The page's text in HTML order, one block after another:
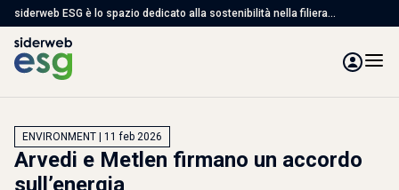
siderweb ESG è lo spazio dedicato alla sostenibilità nella filiera
dell'acciaio, con articoli, studi e servizi per affrontare le sfide ambientali,
sociali e di governance
ENVIRONMENT | 11 feb 2026
Arvedi e Metlen firmano un accordo
sull’energia